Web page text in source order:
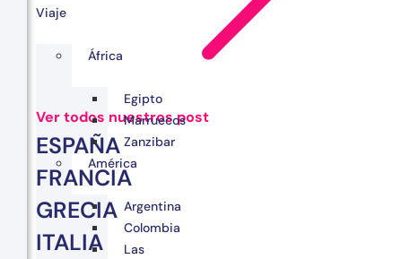
Ver todos nuestros post
ESPAÑA
FRANCIA
GRECIA
ITALIA
Viaje
África
Egipto
Marruecos
Zanzibar
América
Argentina
Colombia
Las